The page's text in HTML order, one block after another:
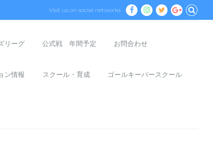
Visit us on social networks
リーグ 公式戦 年間予定 お問合わせ
ン情報 スクール・育成 ゴールキーパースクール